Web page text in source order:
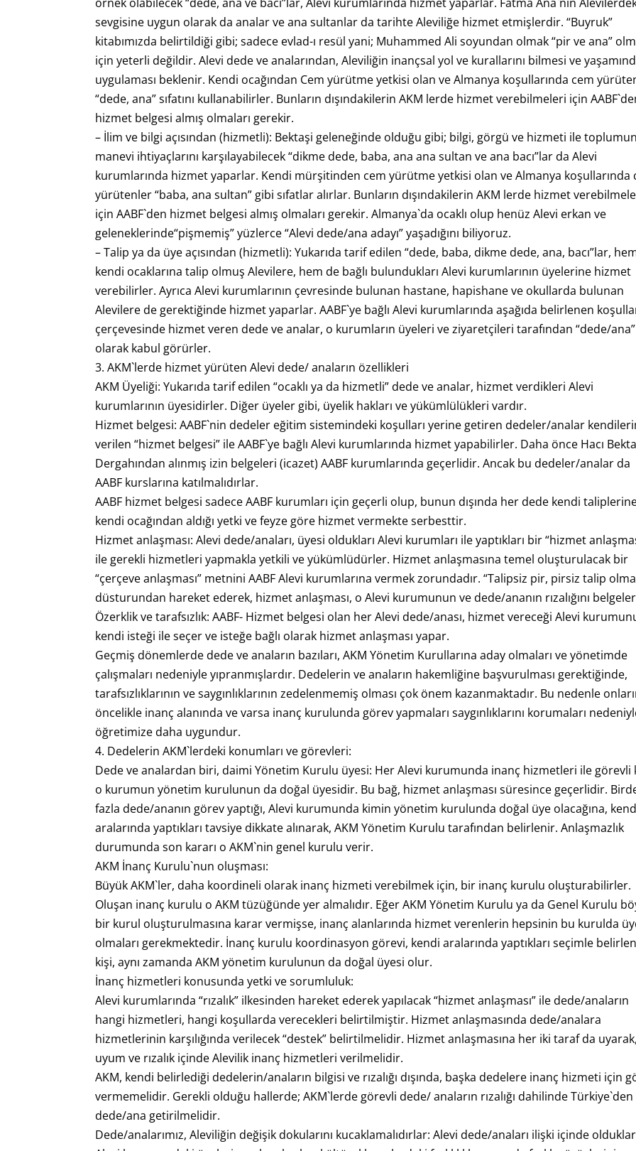
sevgisine uygun olarak da analar ve ana sultanlar da tarihte Aleviliğe hizmet etmişlerdir. “Buyruk”
kitabımızda belirtildiği gibi; sadece evlad-ı resül yani; Muhammed Ali soyundan olmak “pir ve ana”
için yeterli değildir. Alevi dede ve analarından, Aleviliğin inançsal yol ve kurallarını bilmesi ve
uygulaması beklenir. Kendi ocağından Cem yürütme yetkisi olan ve Almanya koşullarında cem
“dede, ana” sıfatını kullanabilirler. Bunların dışındakilerin AKM lerde hizmet verebilmeleri için
hizmet belgesi almış olmaları gerekir.
– İlim ve bilgi açısından (hizmetli): Bektaşi geleneğinde olduğu gibi; bilgi, görgü ve hizmeti ile toplumun
manevi ihtiyaçlarını karşılayabilecek “dikme dede, baba, ana ana sultan ve ana bacı”lar da Alevi
kurumlarında hizmet yaparlar. Kendi mürşitinden cem yürütme yetkisi olan ve Almanya koşullarında
yürütenler “baba, ana sultan” gibi sıfatlar alırlar. Bunların dışındakilerin AKM lerde hizmet
için AABF`den hizmet belgesi almış olmaları gerekir. Almanya`da ocaklı olup henüz Alevi erkan ve
geleneklerinde“pişmemiş” yüzlerce “Alevi dede/ana adayı” yaşadığını biliyoruz.
– Talip ya da üye açısından (hizmetli): Yukarıda tarif edilen “dede, baba, dikme dede, ana, bacı”lar,
kendi ocaklarına talip olmuş Alevilere, hem de bağlı bulundukları Alevi kurumlarının üyelerine hizmet
verebilirler. Ayrıca Alevi kurumlarının çevresinde bulunan hastane, hapishane ve okullarda bulunan
Alevilere de gerektiğinde hizmet yaparlar. AABF`ye bağlı Alevi kurumlarında aşağıda belirlenen
çerçevesinde hizmet veren dede ve analar, o kurumların üyeleri ve ziyaretçileri tarafından “dede/ana”
olarak kabul görürler.
3. AKM`lerde hizmet yürüten Alevi dede/ anaların özellikleri
AKM Üyeliği: Yukarıda tarif edilen “ocaklı ya da hizmetli” dede ve analar, hizmet verdikleri Alevi
kurumlarının üyesidirler. Diğer üyeler gibi, üyelik hakları ve yükümlülükleri vardır.
Hizmet belgesi: AABF`nin dedeler eğitim sistemindeki koşulları yerine getiren dedeler/analar
verilen “hizmet belgesi” ile AABF`ye bağlı Alevi kurumlarında hizmet yapabilirler. Daha önce Hacı
Dergahından alınmış izin belgeleri (icazet) AABF kurumlarında geçerlidir. Ancak bu dedeler/analar da
AABF kurslarına katılmalıdırlar.
AABF hizmet belgesi sadece AABF kurumları için geçerli olup, bunun dışında her dede kendi
kendi ocağından aldığı yetki ve feyze göre hizmet vermekte serbesttir.
Hizmet anlaşması: Alevi dede/anaları, üyesi oldukları Alevi kurumları ile yaptıkları bir “hizmet
ile gerekli hizmetleri yapmakla yetkili ve yükümlüdürler. Hizmet anlaşmasına temel oluşturulacak bir
“çerçeve anlaşması” metnini AABF Alevi kurumlarına vermek zorundadır. “Talipsiz pir, pirsiz talip
düsturundan hareket ederek, hizmet anlaşması, o Alevi kurumunun ve dede/ananın rızalığını
Özerklik ve tarafsızlık: AABF- Hizmet belgesi olan her Alevi dede/anası, hizmet vereceği Alevi
kendi isteği ile seçer ve isteğe bağlı olarak hizmet anlaşması yapar.
Geçmiş dönemlerde dede ve anaların bazıları, AKM Yönetim Kurullarına aday olmaları ve yönetimde
çalışmaları nedeniyle yıpranmışlardır. Dedelerin ve anaların hakemliğine başvurulması gerektiğinde,
tarafsızlıklarının ve saygınlıklarının zedelenmemiş olması çok önem kazanmaktadır. Bu nedenle
öncelikle inanç alanında ve varsa inanç kurulunda görev yapmaları saygınlıklarını korumaları
öğretimize daha uygundur.
4. Dedelerin AKM`lerdeki konumları ve görevleri:
Dede ve analardan biri, daimi Yönetim Kurulu üyesi: Her Alevi kurumunda inanç hizmetleri ile görevli
o kurumun yönetim kurulunun da doğal üyesidir. Bu bağ, hizmet anlaşması süresince geçerlidir.
fazla dede/ananın görev yaptığı, Alevi kurumunda kimin yönetim kurulunda doğal üye olacağına,
aralarında yaptıkları tavsiye dikkate alınarak, AKM Yönetim Kurulu tarafından belirlenir. Anlaşmazlık
durumunda son kararı o AKM`nin genel kurulu verir.
AKM İnanç Kurulu`nun oluşması:
Büyük AKM`ler, daha koordineli olarak inanç hizmeti verebilmek için, bir inanç kurulu oluşturabilirler.
Oluşan inanç kurulu o AKM tüzüğünde yer almalıdır. Eğer AKM Yönetim Kurulu ya da Genel Kurulu
bir kurul oluşturulmasına karar vermişse, inanç alanlarında hizmet verenlerin hepsinin bu kurulda
olmaları gerekmektedir. İnanç kurulu koordinasyon görevi, kendi aralarında yaptıkları seçimle
kişi, aynı zamanda AKM yönetim kurulunun da doğal üyesi olur.
İnanç hizmetleri konusunda yetki ve sorumluluk:
Alevi kurumlarında “rızalık” ilkesinden hareket ederek yapılacak “hizmet anlaşması” ile dede/anaların
hangi hizmetleri, hangi koşullarda verecekleri belirtilmiştir. Hizmet anlaşmasında dede/analara
hizmetlerinin karşılığında verilecek “destek” belirtilmelidir. Hizmet anlaşmasına her iki taraf da uyarak,
uyum ve rızalık içinde Alevilik inanç hizmetleri verilmelidir.
AKM, kendi belirlediği dedelerin/anaların bilgisi ve rızalığı dışında, başka dedelere inanç hizmeti için
vermemelidir. Gerekli olduğu hallerde; AKM`lerde görevli dede/ anaların rızalığı dahilinde Türkiye`den
dede/ana getirilmelidir.
Dede/analarımız, Aleviliğin değişik dokularını kucaklamalıdırlar: Alevi dede/anaları ilişki içinde